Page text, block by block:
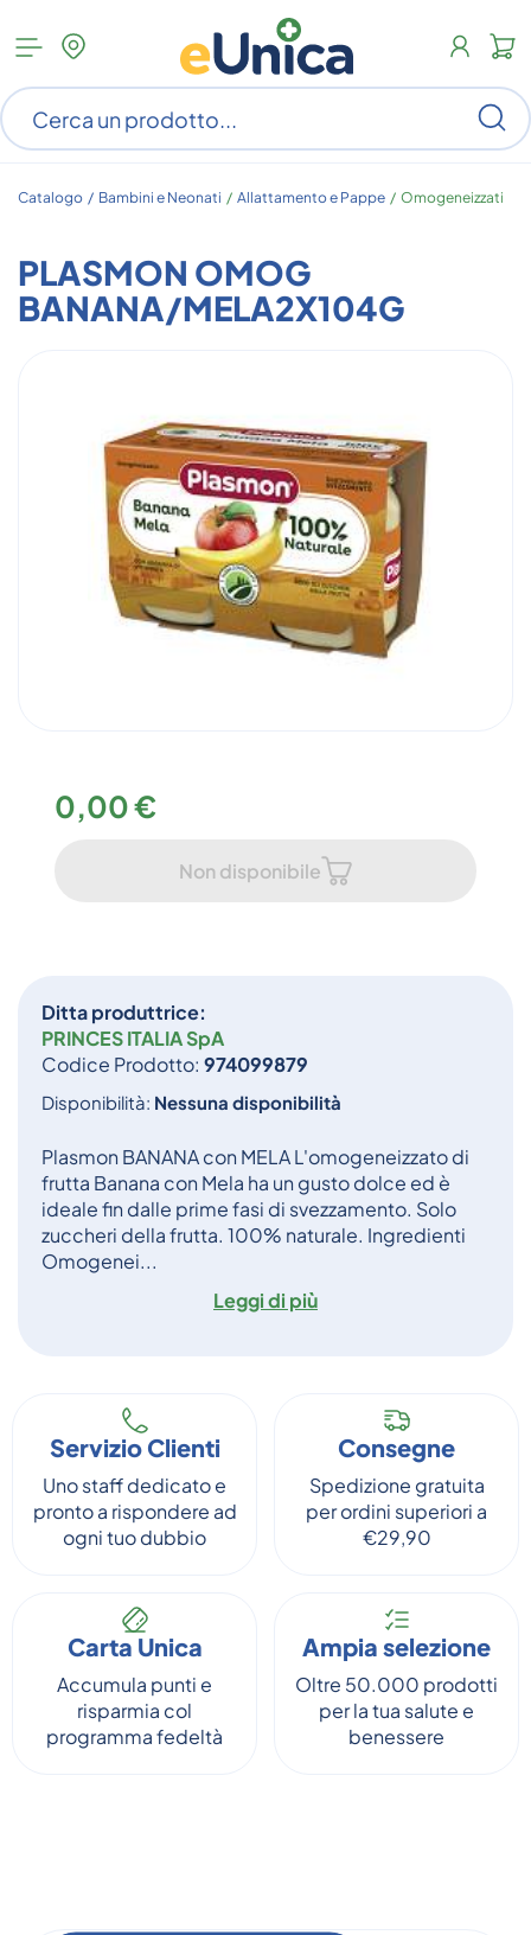
Apri
menu
categorie
Catalogo / Bambini e Neonati / Allattamento e Pappe / Omogeneizzati
PLASMON OMOG
BANANA/MELA2X104G
Ditta produttrice:
PRINCES ITALIA SpA
Codice Prodotto: 974099879
Disponibilità: Nessuna disponibilità
Plasmon BANANA con MELA L'omogeneizzato di
frutta Banana con Mela ha un gusto dolce ed è
ideale fin dalle prime fasi di svezzamento. Solo
zuccheri della frutta. 100% naturale. Ingredienti
Omogenei...
Leggi di più
0,00 €
Non disponibile
Servizio Clienti
Uno staff dedicato e
pronto a rispondere ad
ogni tuo dubbio
Consegne
Spedizione gratuita
per ordini superiori a
€29,90
Carta Unica
Accumula punti e
risparmia col
programma fedeltà
Ampia selezione
Oltre 50.000 prodotti
per la tua salute e
benessere